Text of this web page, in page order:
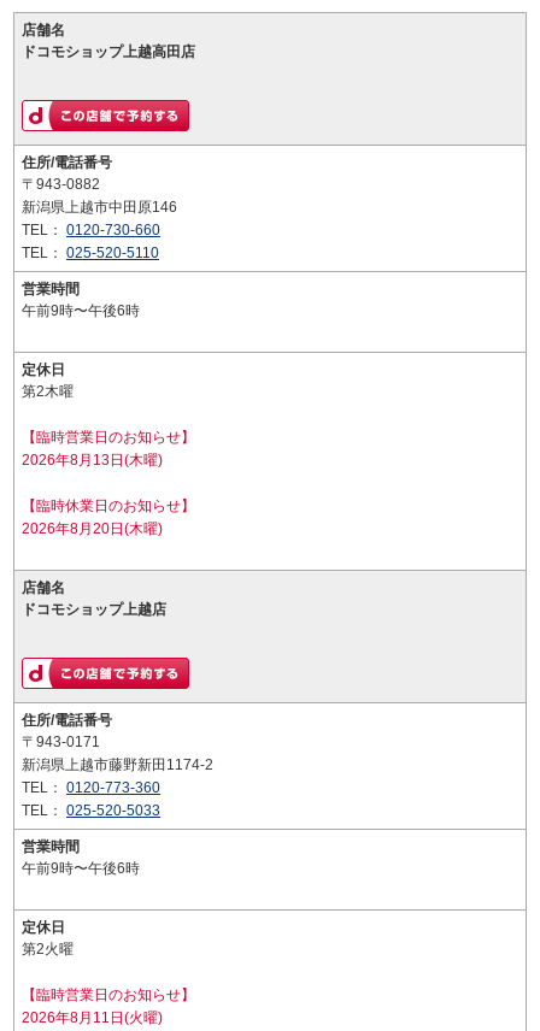
店舗名
ドコモショップ上越高田店
住所/電話番号
〒943-0882
新潟県上越市中田原146
TEL： 0120-730-660
TEL： 025-520-5110
営業時間
午前9時〜午後6時
定休日
第2木曜
【臨時営業日のお知らせ】
2026年8月13日(木曜)
【臨時休業日のお知らせ】
2026年8月20日(木曜)
店舗名
ドコモショップ上越店
住所/電話番号
〒943-0171
新潟県上越市藤野新田1174-2
TEL： 0120-773-360
TEL： 025-520-5033
営業時間
午前9時〜午後6時
定休日
第2火曜
【臨時営業日のお知らせ】
2026年8月11日(火曜)